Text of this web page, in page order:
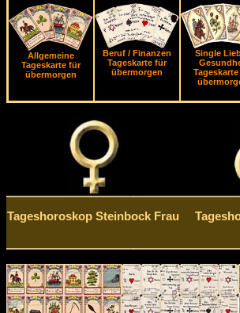
Allgemeine
Tageskarte für
übermorgen
Beruf / Finanzen
Tageskarte für
übermorgen
Single
Tageshoroskop Steinbock Frau